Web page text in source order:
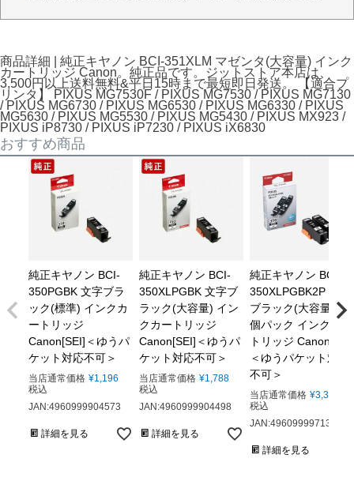
商品詳細 | 純正キヤノン BCI-351XLM マゼンタ(大容量) インク
カートリッジ Canon。純正品です。ジットストア本店は、
3,500円以上送料無料&平日15時まで最短即日発送。 【適合プ
リンタ】 PIXUS MG7530F / PIXUS MG7530 / PIXUS MG7130
/ PIXUS MG6730 / PIXUS MG6530 / PIXUS MG6330 / PIXUS
MG5630 / PIXUS MG5530 / PIXUS MG5430 / PIXUS MX923 /
PIXUS iP8730 / PIXUS iP7230 / PIXUS iX6830
おすすめ商品
純正キヤノン BCI-
350PGBK 文字ブラ
ック(標準) インクカ
ートリッジ
Canon[SEI]＜ゆうパ
ケット対応不可＞
当店通常価格 ¥1,196
税込
JAN:4960999904573
詳細を見る
純正キヤノン BCI-
350XLPGBK 文字ブ
ラック(大容量) イン
クカートリッジ
Canon[SEI]＜ゆうパ
ケット対応不可＞
当店通常価格 ¥1,788
税込
JAN:4960999904498
詳細を見る
純正キヤノン BCI-
350XLPGBK2P 文字
ブラック(大容量) 2
個パック インクカー
トリッジ Canon[SEI]
＜ゆうパケット対応
不可＞
当店通常価格 ¥3,300
税込
JAN:4960999971308
詳細を見る